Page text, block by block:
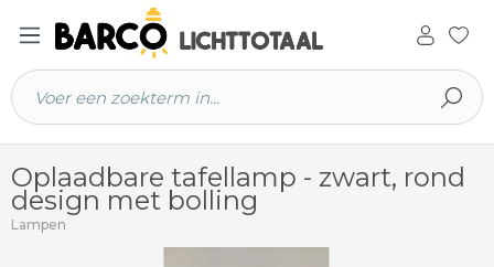
hoofdinhoud
Oplaadbare tafellamp - zwart, rond
design met bolling
Lampen